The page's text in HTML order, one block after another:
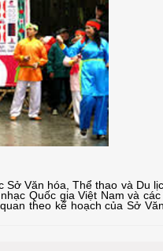
Sở Văn hóa, Thể thao và Du
Quốc gia Việt Nam và
theo kế hoạch của Sở